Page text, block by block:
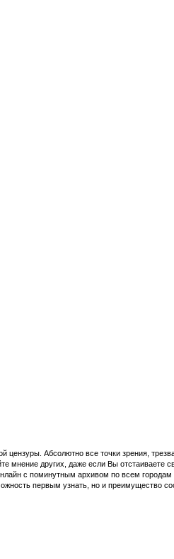
Абсолютно все точки зрения,
мнение других, даже если Вы отстаиваете
с поминутным архивом по всем городам
первым узнать, но и преимущество